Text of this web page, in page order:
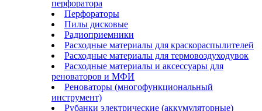
перфоратора
Перфораторы
Пилы дисковые
Радиоприемники
Расходные материалы для краскораспылителей
Расходные материалы для термовоздуходувок
Расходные материалы и аксессуары для
реноваторов и МФИ
Реноваторы (многофункциональный
инструмент)
Рубанки электрические (аккумуляторные)